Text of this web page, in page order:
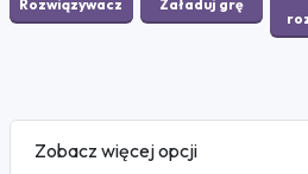
Zobacz więcej opcji